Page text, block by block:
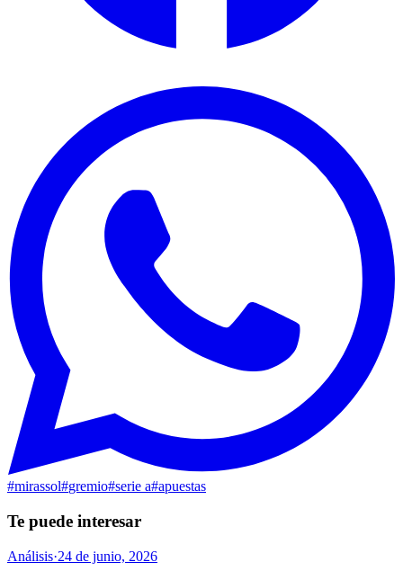
#mirassol#gremio#serie a#apuestas
Te puede interesar
Análisis·24 de junio, 2026